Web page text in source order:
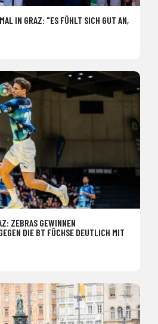
IN GRAZ: "ES FÜHLT SICH GUT AN,
ZEBRAS GEWINNEN
DIE BT FÜCHSE DEUTLICH MIT